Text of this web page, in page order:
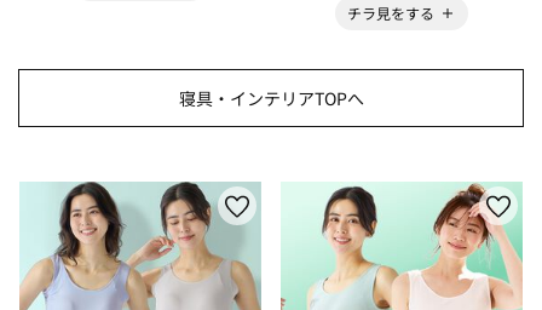
チラ見をする
寝具・インテリアTOPへ